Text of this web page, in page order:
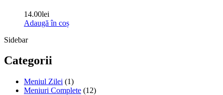
14.00lei
Adaugă în coș
Sidebar
Categorii
Meniul Zilei (1)
Meniuri Complete (12)